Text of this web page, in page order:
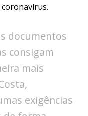
documentos
consigam
mais
exigências